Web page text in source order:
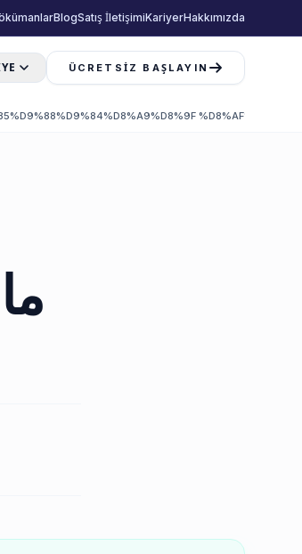
BlogSatış İletişimiKariyerHakkımızda
ÜCRETSIZ BAŞLAYIN